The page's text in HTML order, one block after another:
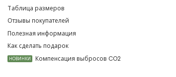
Таблица размеров
Отзывы покупателей
Полезная информация
Как сделать подарок
НОВИНКИ Компенсация выбросов CO2